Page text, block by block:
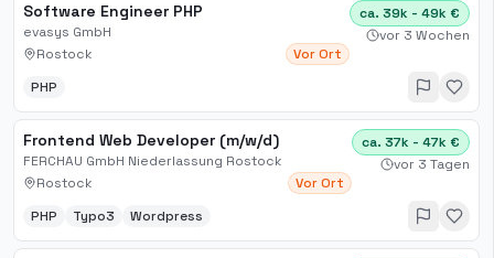
Software Engineer PHP
evasys GmbH
Rostock
Vor Ort
ca. 39k - 49k €
vor 3 Wochen
PHP
Frontend Web Developer (m/w/d)
FERCHAU GmbH Niederlassung Rostock
Rostock
Vor Ort
ca. 37k - 47k €
vor 3 Tagen
PHP Typo3 Wordpress